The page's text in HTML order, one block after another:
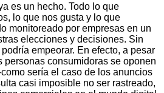
es un hecho. Todo lo que
lo que nos gusta y lo que
monitoreado por empresas en un
elecciones y decisiones. Sin
empeorar. En efecto, a pesar
personas consumidoras se oponen
sería el caso de los anuncios
casi imposible no ser rastreado,